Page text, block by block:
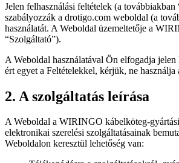
Jelen felhasználási feltételek (a továbbiakban
szabályozzák a drotigo.com weboldal (a
használatát. A Weboldal üzemeltetője a
“Szolgáltató”).
A Weboldal használatával Ön elfogadja
ért egyet a Feltételekkel, kérjük, ne használja
2. A szolgáltatás leírása
A Weboldal a WIRINGO kábelköteg-
elektronikai szerelési szolgáltatásainak
Weboldalon keresztül lehetőség van: